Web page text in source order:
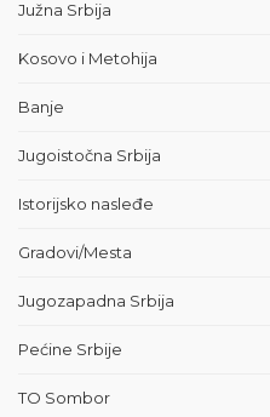
Južna Srbija
Kosovo i Metohija
Banje
Jugoistočna Srbija
Istorijsko nasleđe
Gradovi/Mesta
Jugozapadna Srbija
Pećine Srbije
TO Sombor